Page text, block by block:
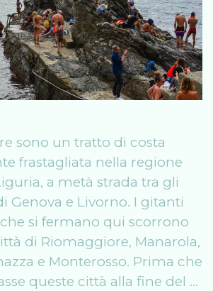
sono un tratto di costa
frastagliata nella regione
a metà strada tra gli
Genova e Livorno. I gitanti
si fermano qui scorrono
di Riomaggiore, Manarola,
e Monterosso. Prima che
queste città alla fine del …